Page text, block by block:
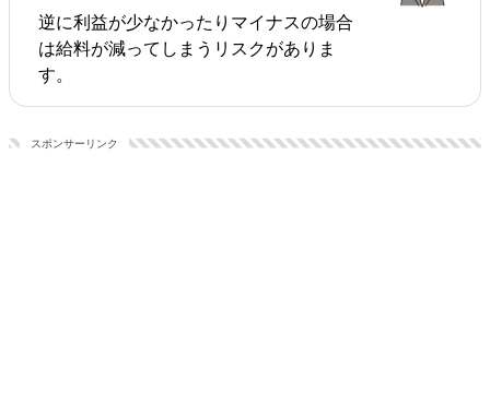
逆に利益が少なかったりマイナスの場合
は給料が減ってしまうリスクがありま
す。
スポンサーリンク